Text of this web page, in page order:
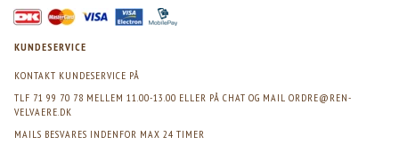
KUNDESERVICE
KONTAKT KUNDESERVICE PÅ
TLF 71 99 70 78 MELLEM 11.00-13.00 ELLER PÅ CHAT OG MAIL ORDRE@REN-
VELVAERE.DK
MAILS BESVARES INDENFOR MAX 24 TIMER